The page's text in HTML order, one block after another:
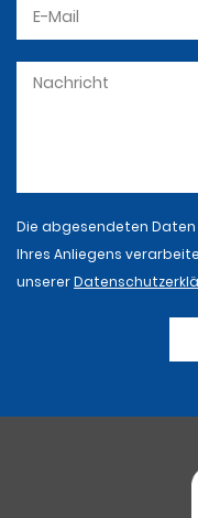
Die abgesendeten
Ihres Anliegens
unserer